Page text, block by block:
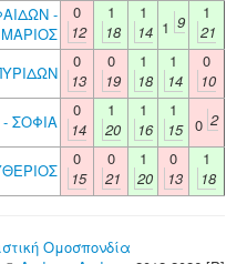
-
ΜΑΡΙΟΣ
0
12
1
18
1
14 1 9
1
21
0
13
0
19
1
18
1
14
0
10
ΣΟΦΙΑ
0
14
1
20
1
16
1
15 0 2
0
15
0
21
1
20
0
13
1
18
Ομοσπονδία